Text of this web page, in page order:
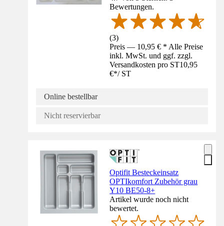
Bewertungen.
(3)
Preis — 10,95 € * Alle Preise
inkl. MwSt. und ggf. zzgl.
Versandkosten pro ST10,95
€*/ ST
Online bestellbar
Nicht reservierbar
Optifit Besteckeinsatz
OPTIkomfort Zubehör grau
Y10 BE50-8+
Artikel wurde noch nicht
bewertet.